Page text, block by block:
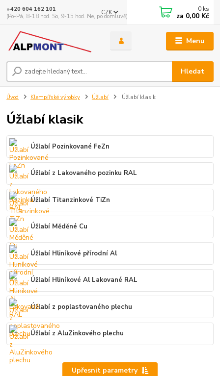
Menu
CZK
Hledat
+420 604 162 101
(Po-Pá, 8-18 hod. So, 9-15 hod. Ne, po domluvě)
0 ks
za 0,00 Kč
Úvod Klempířské výrobky Úžlabí Úžlabí klasik
Úžlabí klasik
Úžlabí Pozinkované FeZn
Úžlabí z Lakovaného pozinku RAL
Úžlabí Titanzinkové TiZn
Úžlabí Měděné Cu
Úžlabí Hliníkové přírodní Al
Úžlabí Hliníkové Al Lakované RAL
Úžlabí z poplastovaného plechu
Úžlabí z AluZinkového plechu
Upřesnit parametry